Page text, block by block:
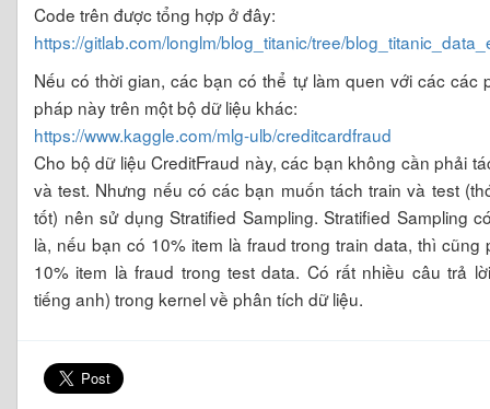
Code trên được tổng hợp ở đây:
https://gitlab.com/longlm/blog_titanic/tree/
Nếu có thời gian, các bạn có thể tự làm quen với các các
pháp này trên một bộ dữ liệu khác:
https://www.kaggle.com/mlg-ulb/creditcardfraud
Cho bộ dữ liệu CreditFraud này, các bạn không cần phải
và test. Nhưng nếu có các bạn muốn tách train và test
tốt) nên sử dụng Stratified Sampling. Stratified Sampling
là, nếu bạn có 10% item là fraud trong train data, thì cũng
10% item là fraud trong test data. Có rất nhiều câu trả
tiếng anh) trong kernel về phân tích dữ liệu.